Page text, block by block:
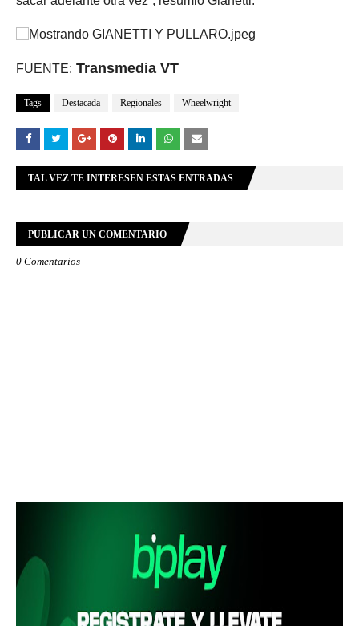
FUENTE: Transmedia VT
Tags Destacada Regionales Wheelwright
TAL VEZ TE INTERESEN ESTAS ENTRADAS
PUBLICAR UN COMENTARIO
0 Comentarios